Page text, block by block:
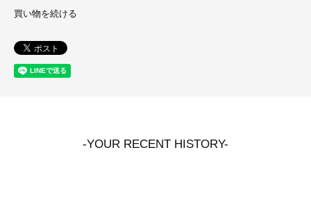
買い物を続ける
-YOUR RECENT HISTORY-